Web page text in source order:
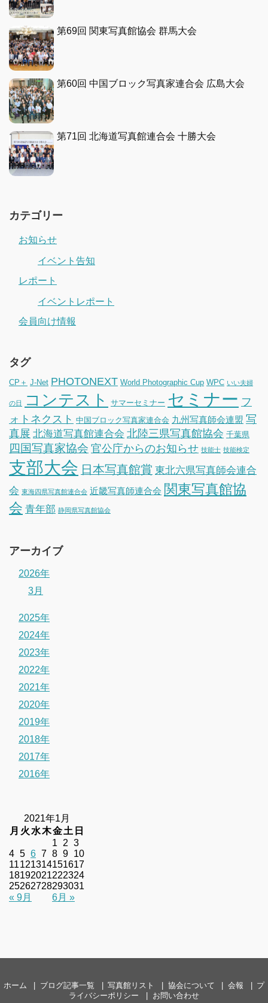
第69回 関東写真館協会 群馬大会
第60回 中国ブロック写真家連合会 広島大会
第71回 北海道写真館連合会 十勝大会
カテゴリー
お知らせ
イベント告知
レポート
イベントレポート
会員向け情報
タグ
CP＋ J-Net PHOTONEXT World Photographic Cup WPC いい夫婦
の日 コンテスト サマーセミナー セミナー フ
ォトネクスト 中国ブロック写真家連合会 九州写真師会連盟 写
真展 北海道写真館連合会 北陸三県写真館協会 千葉県
四国写真家協会 官公庁からのお知らせ 技能士 技能検定
支部大会 日本写真館賞 東北六県写真師会連合
会 東海四県写真館連合会 近畿写真師連合会 関東写真館協
会 青年部 静岡県写真館協会
アーカイブ
2026年
3月
2025年
2024年
2023年
2022年
2021年
2020年
2019年
2018年
2017年
2016年
2021年1月
月 火 水木金土 日
« 9月 6月 »
1 2 3
4 5 6 7 8 9 10
11121314151617
18192021222324
25262728293031
ホーム ブログ記事一覧 写真館リスト 協会について 会報
プ
ライバシーポリシー
お問い合わせ